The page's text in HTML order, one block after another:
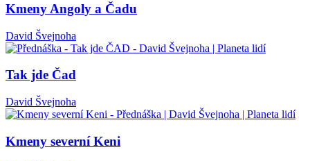
Kmeny Angoly a Čadu
David Švejnoha
Tak jde Čad
David Švejnoha
Kmeny severní Keni